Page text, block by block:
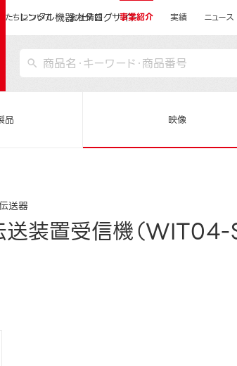
レンタル機器カタログサイト
私たちについて 会社情報 事業紹介 実績 ニュース
品 映像
送器
装置受信機（WIT04-